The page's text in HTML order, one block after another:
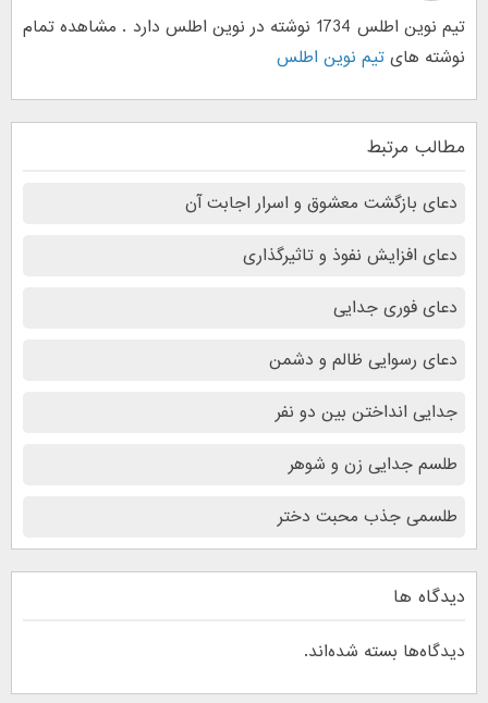
تیم نوین اطلس 1734 نوشته در نوین اطلس دارد . مشاهده تمام
نوشته های تیم نوین اطلس
مطالب مرتبط
دعای بازگشت معشوق و اسرار اجابت آن
دعای افزایش نفوذ و تاثیرگذاری
دعای فوری جدایی
دعای رسوایی ظالم و دشمن
جدایی انداختن بین دو نفر
طلسم جدایی زن و شوهر
طلسمی جذب محبت دختر
دیدگاه ها
دیدگاه‌ها بسته شده‌اند.